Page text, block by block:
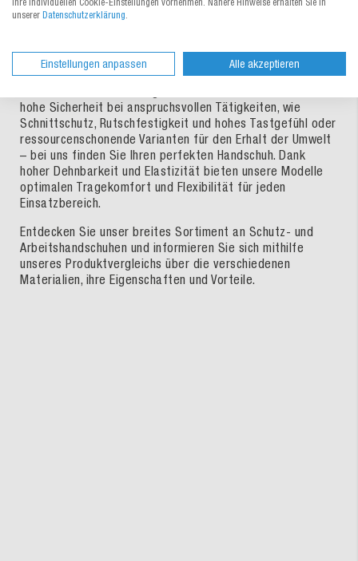
unterschiedlichste Aufgaben und Arbeiten sicher und
effizient bewältigen. So vielfältig wie die Einsatzgebiete
hohe Sicherheit bei anspruchsvollen Tätigkeiten, wie
Schnittschutz, Rutschfestigkeit und hohes Tastgefühl oder
ressourcenschonende Varianten für den Erhalt der Umwelt
– bei uns finden Sie Ihren perfekten Handschuh. Dank
hoher Dehnbarkeit und Elastizität bieten unsere Modelle
optimalen Tragekomfort und Flexibilität für jeden
Einsatzbereich.
Entdecken Sie unser breites Sortiment an Schutz- und
Arbeitshandschuhen und informieren Sie sich mithilfe
unseres Produktvergleichs über die verschiedenen
Materialien, ihre Eigenschaften und Vorteile.
Ihre individuellen Cookie-Einstellungen vornehmen. Nähere Hinweise erhalten Sie in
unserer Datenschutzerklärung.
Einstellungen anpassen Alle akzeptieren